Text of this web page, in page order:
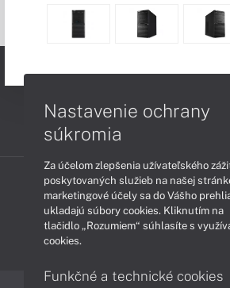
PODPORA A
Nastavenie ochrany
súkromia
Za účelom zlepšenia užívateľského
poskytovaných služieb na našej
marketingové účely sa do Vášho
ukladajú súbory cookies. Kliknutím na
tlačidlo „Rozumiem“ súhlasíte s
cookies.
Funkčné a technické cookies